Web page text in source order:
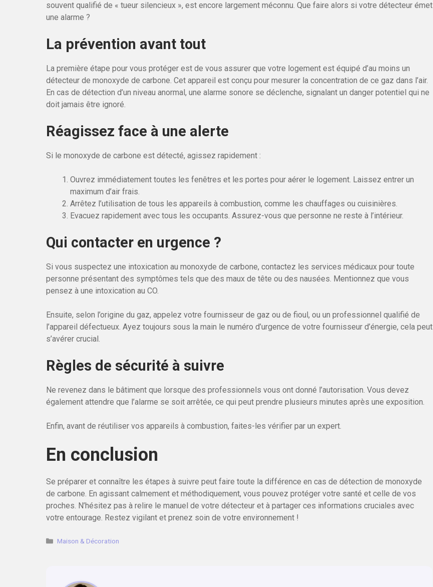
souvent qualifié de « tueur silencieux », est encore largement méconnu. Que faire alors si votre détecteur émet
une alarme ?
La prévention avant tout
La première étape pour vous protéger est de vous assurer que votre logement est équipé d’au moins un
détecteur de monoxyde de carbone. Cet appareil est conçu pour mesurer la concentration de ce gaz dans l’air.
En cas de détection d’un niveau anormal, une alarme sonore se déclenche, signalant un danger potentiel qui ne
doit jamais être ignoré.
Réagissez face à une alerte
Si le monoxyde de carbone est détecté, agissez rapidement :
Ouvrez immédiatement toutes les fenêtres et les portes pour aérer le logement. Laissez entrer un
maximum d’air frais.
Arrêtez l’utilisation de tous les appareils à combustion, comme les chauffages ou cuisinières.
Evacuez rapidement avec tous les occupants. Assurez-vous que personne ne reste à l’intérieur.
Qui contacter en urgence ?
Si vous suspectez une intoxication au monoxyde de carbone, contactez les services médicaux pour toute
personne présentant des symptômes tels que des maux de tête ou des nausées. Mentionnez que vous
pensez à une intoxication au CO.
Ensuite, selon l’origine du gaz, appelez votre fournisseur de gaz ou de fioul, ou un professionnel qualifié de
l’appareil défectueux. Ayez toujours sous la main le numéro d’urgence de votre fournisseur d’énergie, cela peut
s’avérer crucial.
Règles de sécurité à suivre
Ne revenez dans le bâtiment que lorsque des professionnels vous ont donné l’autorisation. Vous devez
également attendre que l’alarme se soit arrêtée, ce qui peut prendre plusieurs minutes après une exposition.
Enfin, avant de réutiliser vos appareils à combustion, faites-les vérifier par un expert.
En conclusion
Se préparer et connaître les étapes à suivre peut faire toute la différence en cas de détection de monoxyde
de carbone. En agissant calmement et méthodiquement, vous pouvez protéger votre santé et celle de vos
proches. N’hésitez pas à relire le manuel de votre détecteur et à partager ces informations cruciales avec
votre entourage. Restez vigilant et prenez soin de votre environnement !
Catégories
Maison & Décoration